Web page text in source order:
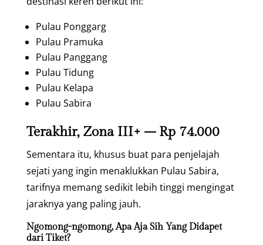
Pulau Ponggarg
Pulau Pramuka
Pulau Panggang
Pulau Tidung
Pulau Kelapa
Pulau Sabira
Terakhir, Zona III+ – Rp 74.000
Sementara itu, khusus buat para penjelajah
sejati yang ingin menaklukkan Pulau Sabira,
tarifnya memang sedikit lebih tinggi mengingat
jaraknya yang paling jauh.
Ngomong-ngomong, Apa Aja Sih Yang Didapet
dari Tiket?